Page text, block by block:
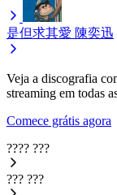
是但求其愛 陳奕迅
Veja a discografia
streaming em todas
Comece grátis agora
???? ???
??? ???